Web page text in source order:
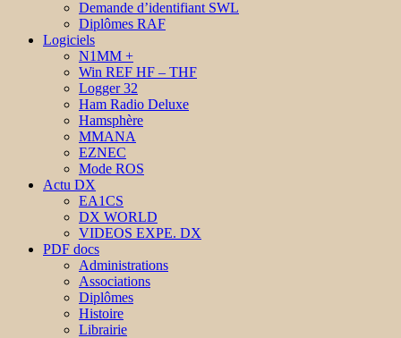
Demande d’identifiant SWL
Diplômes RAF
Logiciels
N1MM +
Win REF HF – THF
Logger 32
Ham Radio Deluxe
Hamsphère
MMANA
EZNEC
Mode ROS
Actu DX
EA1CS
DX WORLD
VIDEOS EXPE. DX
PDF docs
Administrations
Associations
Diplômes
Histoire
Librairie